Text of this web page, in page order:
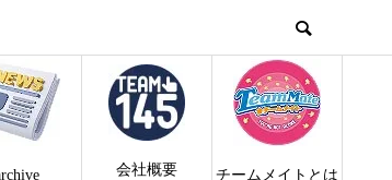
会社概要 チームメイトとは